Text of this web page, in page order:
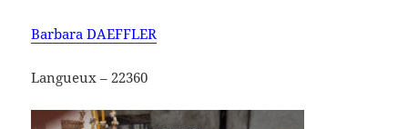
Barbara DAEFFLER
Langueux – 22360